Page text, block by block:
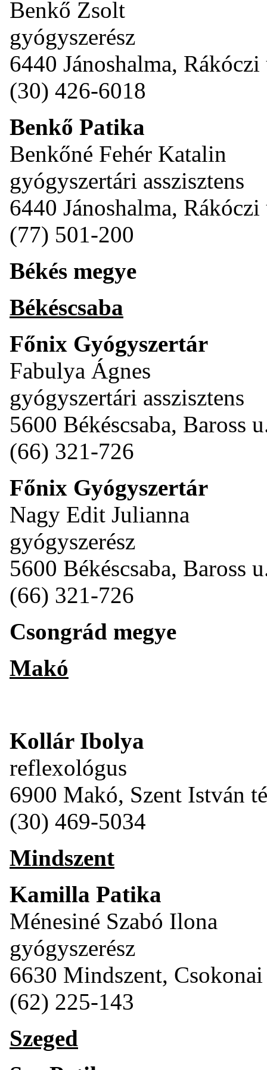
Benkő Zsolt
gyógyszerész
6440 Jánoshalma, Rákóczi
(30) 426-6018
Benkő Patika
Benkőné Fehér Katalin
gyógyszertári asszisztens
6440 Jánoshalma, Rákóczi
(77) 501-200
Békés megye
Békéscsaba
Főnix Gyógyszertár
Fabulya Ágnes
gyógyszertári asszisztens
5600 Békéscsaba, Baross
(66) 321-726
Főnix Gyógyszertár
Nagy Edit Julianna
gyógyszerész
5600 Békéscsaba, Baross
(66) 321-726
Csongrád megye
Makó
Kollár Ibolya
reflexológus
6900 Makó, Szent István
(30) 469-5034
Mindszent
Kamilla Patika
Ménesiné Szabó Ilona
gyógyszerész
6630 Mindszent,
(62) 225-143
Szeged